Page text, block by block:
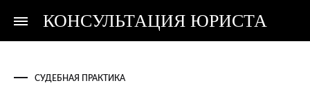
КОНСУЛЬТАЦИЯ ЮРИСТА
Консультация
Консультация
СУДЕБНАЯ ПРАКТИКА